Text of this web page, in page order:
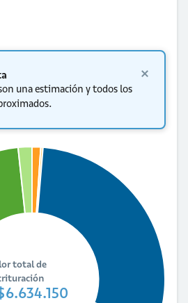
una estimación y todos los
total de